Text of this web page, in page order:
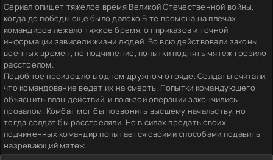
Сериал опишет тяжелое время Великой Отечественной войны,
когда до победы еще было далеко.В те времена на плечах
командиров лежало тяжкое бремя, от приказов и точной
информации зависели жизни людей. Во всю действовали законы
военных времен, не подчинение, попытки поднять мятеж грозило
расстрелом.
Подобное произошло в одном дружном отряде. Солдаты считали,
что командование ведет их на смерть. Попытки командующего
объяснить план действий, и пользой операции закончились
провалом. Комбат мог бы позвонить высшему начальству, но
тогда солдат бы расстреляли. Не в силах предать своих
подчиненных командир попытается своими способами подавить
назревающий мятеж.